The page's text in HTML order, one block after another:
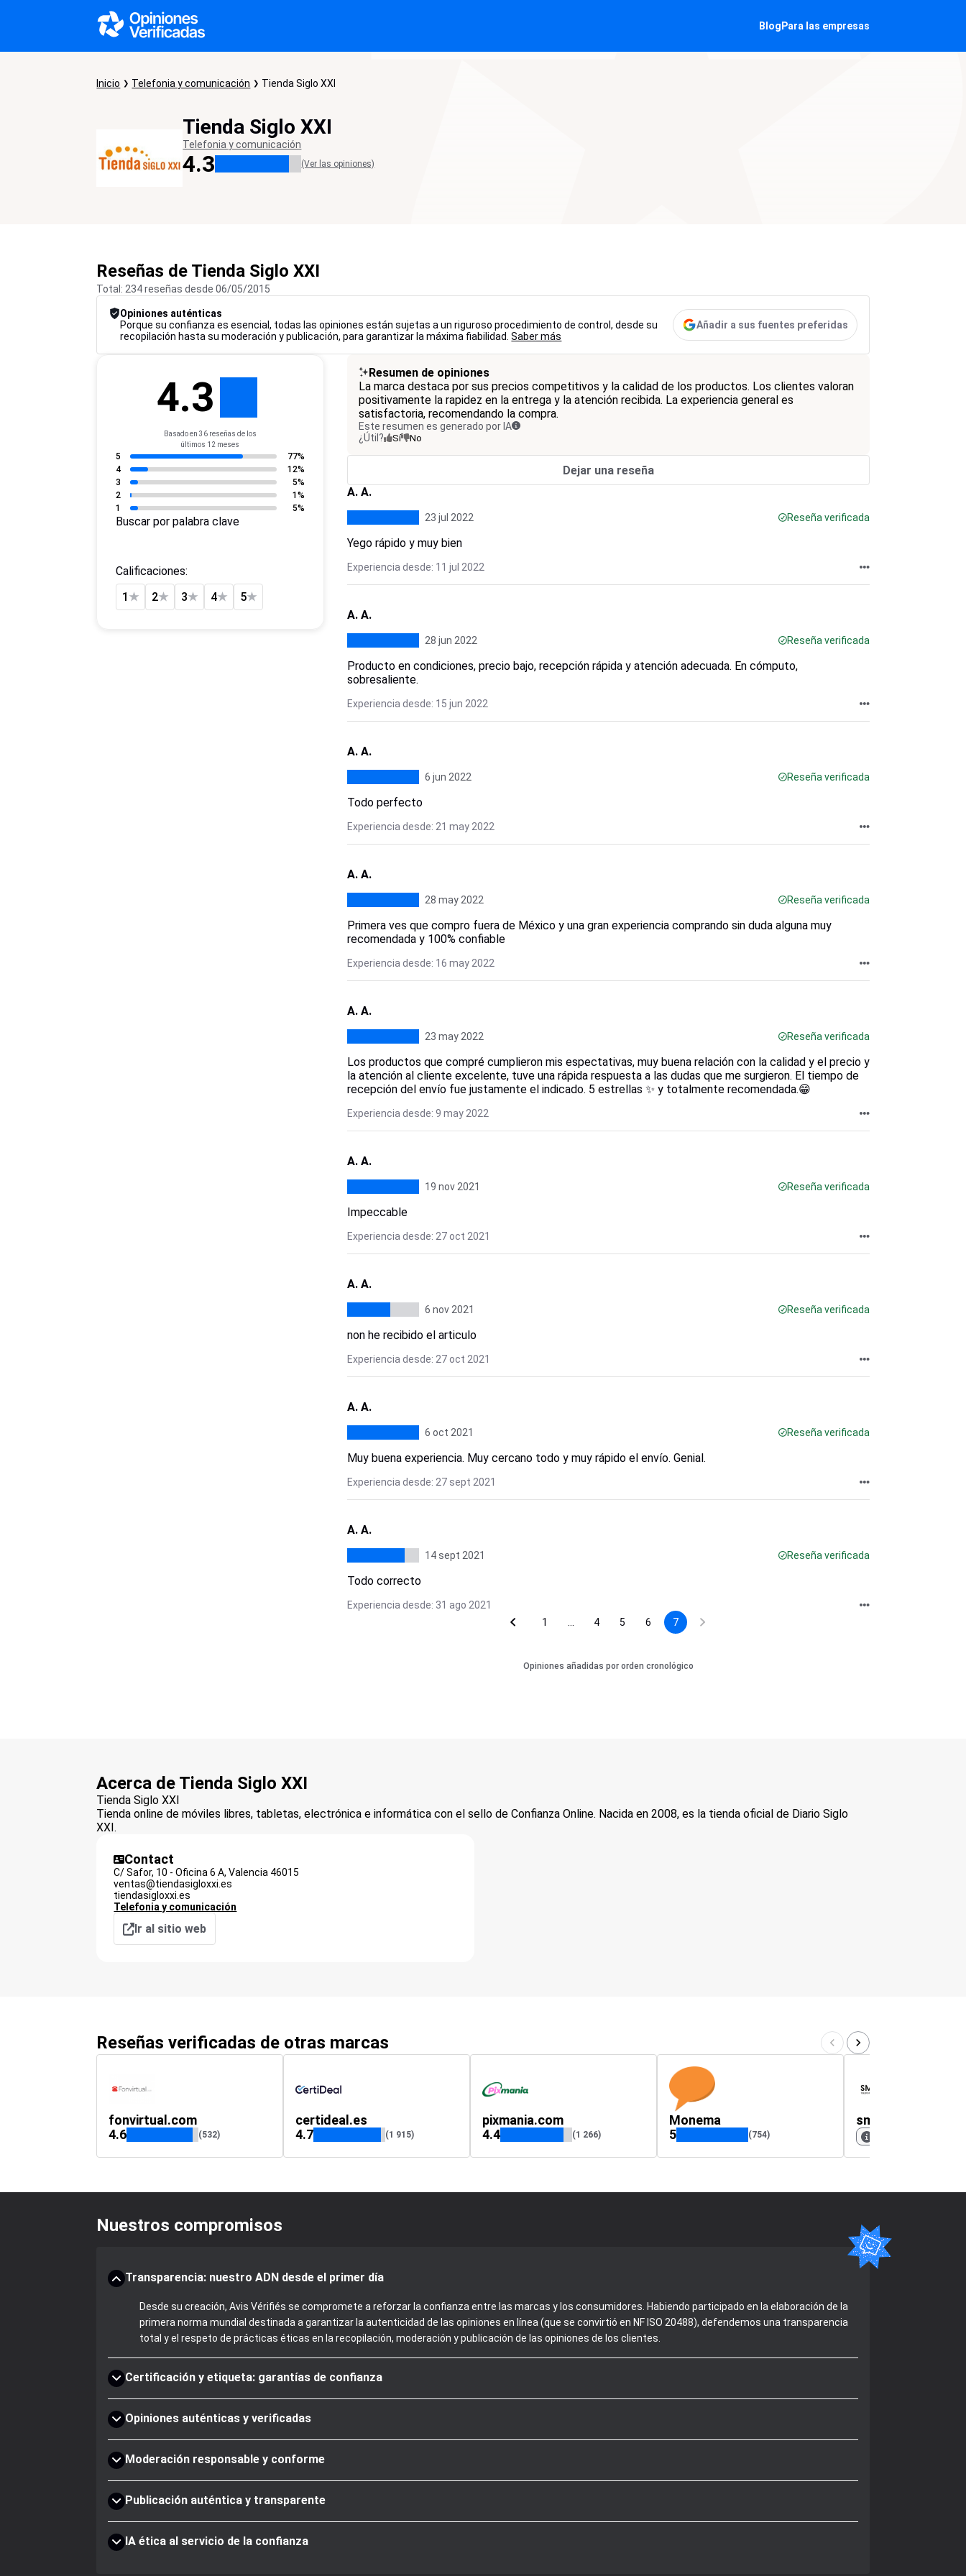
Blog Para las empresas
Inicio Telefonia y comunicación Tienda Siglo XXI
Tienda Siglo XXI
Telefonia y comunicación
4.3 (Ver las opiniones)
Reseñas de Tienda Siglo XXI
Total: 234 reseñas desde 06/05/2015
Opiniones auténticas
Porque su confianza es esencial, todas las opiniones están sujetas a un riguroso procedimiento de control, desde su
recopilación hasta su moderación y publicación, para garantizar la máxima fiabilidad.Saber más
Añadir a sus fuentes preferidas
4.3
Basado en 36 reseñas de los
últimos 12 meses
5
77%
4
12%
3
5%
2
1%
1
5%
Buscar por palabra clave
Calificaciones:
1 ★ 2★ 3★ 4★ 5★
Resumen de opiniones
La marca destaca por sus precios competitivos y la calidad de los productos. Los clientes valoran
positivamente la rapidez en la entrega y la atención recibida. La experiencia general es
satisfactoria, recomendando la compra.
Este resumen es generado por IA
¿Útil?
Sí No
Dejar una reseña
A. A.
23 jul 2022 Reseña verificada
Yego rápido y muy bien
Experiencia desde: 11 jul 2022
A. A.
28 jun 2022 Reseña verificada
Producto en condiciones, precio bajo, recepción rápida y atención adecuada. En cómputo,
sobresaliente.
Experiencia desde: 15 jun 2022
A. A.
6 jun 2022 Reseña verificada
Todo perfecto
Experiencia desde: 21 may 2022
A. A.
28 may 2022 Reseña verificada
Primera ves que compro fuera de México y una gran experiencia comprando sin duda alguna muy
recomendada y 100% confiable
Experiencia desde: 16 may 2022
A. A.
23 may 2022 Reseña verificada
Los productos que compré cumplieron mis espectativas, muy buena relación con la calidad y el precio y
la atención al cliente excelente, tuve una rápida respuesta a las dudas que me surgieron. El tiempo de
recepción del envío fue justamente el indicado. 5 estrellas ✨ y totalmente recomendada.😁
Experiencia desde: 9 may 2022
A. A.
19 nov 2021 Reseña verificada
Impeccable
Experiencia desde: 27 oct 2021
A. A.
6 nov 2021 Reseña verificada
non he recibido el articulo
Experiencia desde: 27 oct 2021
A. A.
6 oct 2021 Reseña verificada
Muy buena experiencia. Muy cercano todo y muy rápido el envío. Genial.
Experiencia desde: 27 sept 2021
A. A.
14 sept 2021 Reseña verificada
Todo correcto
Experiencia desde: 31 ago 2021
1
4 5 6 7
Opiniones añadidas por orden cronológico
Acerca de Tienda Siglo XXI
Tienda Siglo XXI
Tienda online de móviles libres, tabletas, electrónica e informática con el sello de Confianza Online. Nacida en 2008, es la tienda oficial de Diario Siglo
XXI.
Contact
C/ Safor, 10 - Oficina 6 A, Valencia 46015
ventas@tiendasigloxxi.es
tiendasigloxxi.es
Telefonia y comunicación
Ir al sitio web
Reseñas verificadas de otras marcas
fonvirtual.com
4.6
(532)
certideal.es
4.7
(1 915)
pixmania.com
4.4
(1 266)
Monema
5
(754)
smaaart.es
Nuestros compromisos
Transparencia: nuestro ADN desde el primer día
Desde su creación, Avis Vérifiés se compromete a reforzar la confianza entre las marcas y los consumidores. Habiendo participado en la elaboración de la
primera norma mundial destinada a garantizar la autenticidad de las opiniones en línea (que se convirtió en NF ISO 20488), defendemos una transparencia
total y el respeto de prácticas éticas en la recopilación, moderación y publicación de las opiniones de los clientes.
Certificación y etiqueta: garantías de confianza
Opiniones auténticas y verificadas
Moderación responsable y conforme
Publicación auténtica y transparente
IA ética al servicio de la confianza